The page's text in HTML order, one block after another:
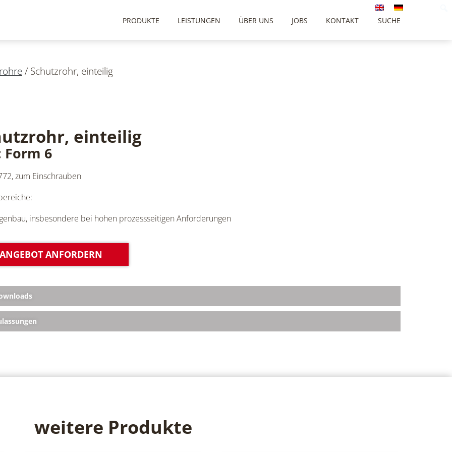
SUCHE
PRODUKTE LEISTUNGEN ÜBER UNS JOBS KONTAKT
/ Schutzrohr, einteilig
einteilig
Form 6
zum Einschrauben
insbesondere bei hohen prozessseitigen Anforderungen
ANFORDERN
weitere Produkte